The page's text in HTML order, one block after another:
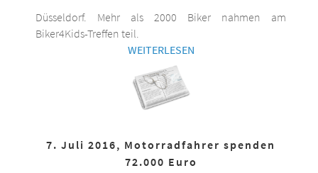
Düsseldorf. Mehr als 2000 Biker nahmen am
Biker4Kids-Treffen teil.
WEITERLESEN
7. Juli 2016, Motorradfahrer spenden
72.000 Euro